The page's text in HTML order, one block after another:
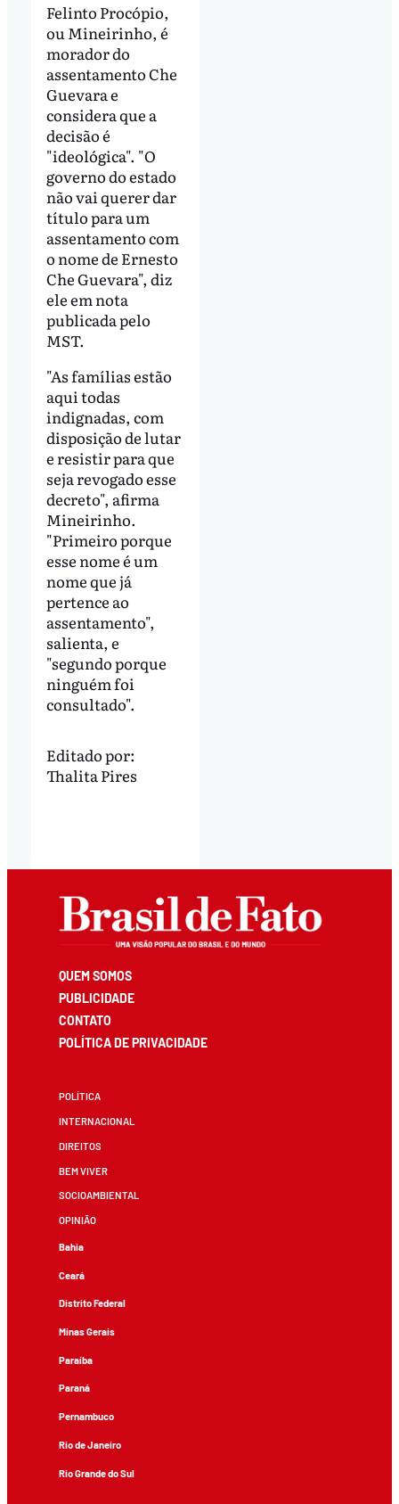
Felinto Procópio,
ou Mineirinho, é
morador do
assentamento Che
Guevara e
considera que a
decisão é
"ideológica". "O
governo do estado
não vai querer dar
título para um
assentamento com
o nome de Ernesto
Che Guevara", diz
ele em nota
publicada pelo
MST.
"As famílias estão
aqui todas
indignadas, com
disposição de lutar
e resistir para que
seja revogado esse
decreto", afirma
Mineirinho.
"Primeiro porque
esse nome é um
nome que já
pertence ao
assentamento",
salienta, e
"segundo porque
ninguém foi
consultado".
Editado por:
Thalita Pires
QUEM SOMOS
PUBLICIDADE
CONTATO
POLÍTICA DE PRIVACIDADE
POLÍTICA
INTERNACIONAL
DIREITOS
BEM VIVER
SOCIOAMBIENTAL
OPINIÃO
Bahia
Ceará
Distrito Federal
Minas Gerais
Paraíba
Paraná
Pernambuco
Rio de Janeiro
Rio Grande do Sul